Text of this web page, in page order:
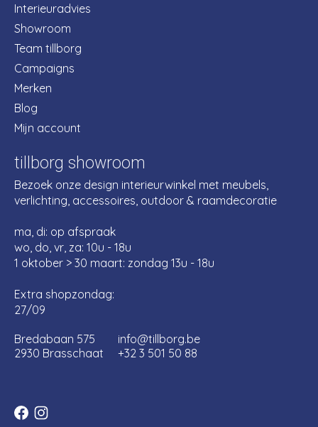
Interieuradvies
Showroom
Team tillborg
Campaigns
Merken
Blog
Mijn account
tillborg showroom
Bezoek onze design interieurwinkel met meubels,
verlichting, accessoires, outdoor & raamdecoratie
ma, di: op afspraak
wo, do, vr, za: 10u - 18u
1 oktober > 30 maart: zondag 13u - 18u
Extra shopzondag:
27/09
Bredabaan 575
2930 Brasschaat
info@tillborg.be
+32 3 501 50 88